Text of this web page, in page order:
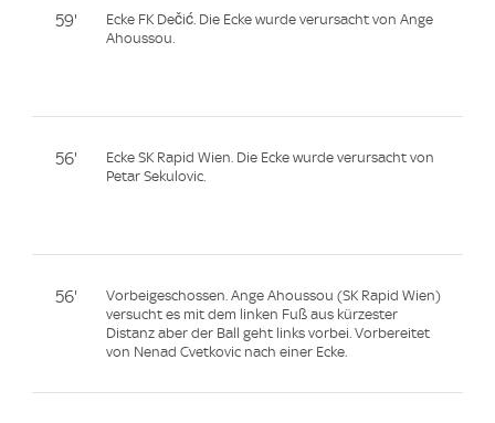
59'
Ecke FK Dečić. Die Ecke wurde verursacht von Ange
Ahoussou.
56'
Ecke SK Rapid Wien. Die Ecke wurde verursacht von
Petar Sekulovic.
56'
Vorbeigeschossen. Ange Ahoussou (SK Rapid Wien)
versucht es mit dem linken Fuß aus kürzester
Distanz aber der Ball geht links vorbei. Vorbereitet
von Nenad Cvetkovic nach einer Ecke.